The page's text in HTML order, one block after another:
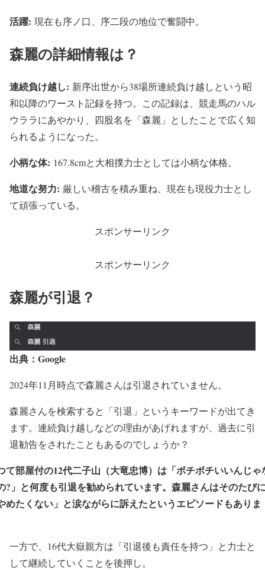
活躍: 現在も序ノ口、序二段の地位で奮闘中。
森麗の詳細情報は？
連続負け越し: 新序出世から38場所連続負け越しという昭
和以降のワースト記録を持つ。この記録は、競走馬のハル
ウララにあやかり、四股名を「森麗」としたことで広く知
られるようになった。
小柄な体: 167.8cmと大相撲力士としては小柄な体格。
地道な努力: 厳しい稽古を積み重ね、現在も現役力士とし
て頑張っている。
スポンサーリンク
スポンサーリンク
森麗が引退？
出典：Google
2024年11月時点で森麗さんは引退されていません。
森麗さんを検索すると「引退」というキーワードが出てき
ます。連続負け越しなどの理由があげれますが、過去に引
退勧告をされたこともあるのでしょうか？
て部屋付の12代二子山（大竜忠博）は「ボチボチいいんじゃ
?」と何度も引退を勧められています。森麗さんはそのたび
めたくない」と涙ながらに訴えたというエピソードもありま
一方で、16代大嶽親方は「引退後も責任を持つ」と力士と
して継続していくことを後押し。